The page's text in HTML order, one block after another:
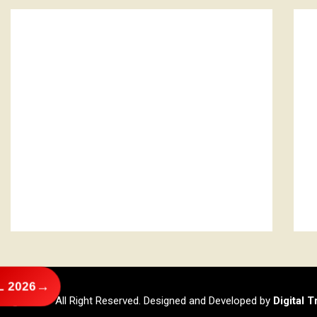
@2026 – All Right Reserved. Designed and Developed by Digital
2026→